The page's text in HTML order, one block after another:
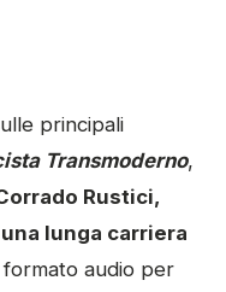
principali
Transmoderno,
Rustici,
lunga carriera
audio per